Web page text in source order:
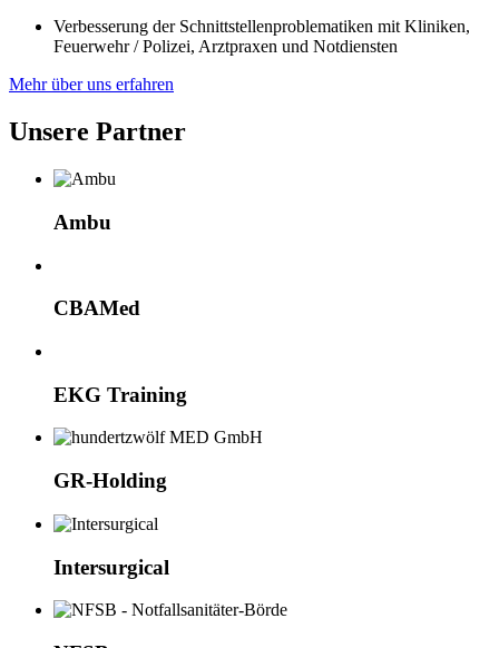
Verbesserung der Schnittstellenproblematiken mit Kliniken,
Feuerwehr / Polizei, Arztpraxen und Notdiensten
Mehr über uns erfahren
Unsere Partner
Ambu
CBAMed
EKG Training
GR-Holding
Intersurgical